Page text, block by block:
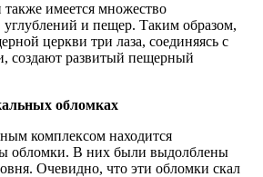
имеется множе­ство
и пещер. Таким образом,
церкви три лаза, соединяясь с
созда­ют развитый пещерный
обломках
комплексом находится
обломки. В них были выдолбле­ны
Очевидно, что эти обломки скал